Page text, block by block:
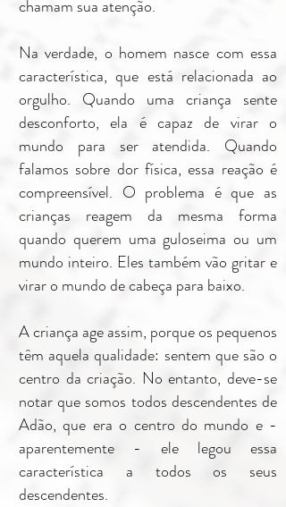
chamam sua atenção.
Na verdade, o homem nasce com essa
característica, que está relacionada ao
orgulho. Quando uma criança sente
desconforto, ela é capaz de virar o
mundo para ser atendida. Quando
falamos sobre dor física, essa reação é
compreensível. O problema é que as
crianças reagem da mesma forma
quando querem uma guloseima ou um
mundo inteiro. Eles também vão gritar e
virar o mundo de cabeça para baixo.
A criança age assim, porque os pequenos
têm aquela qualidade: sentem que são o
centro da criação. No entanto, deve-se
notar que somos todos descendentes de
Adão, que era o centro do mundo e -
aparentemente - ele legou essa
característica a todos os seus
descendentes.